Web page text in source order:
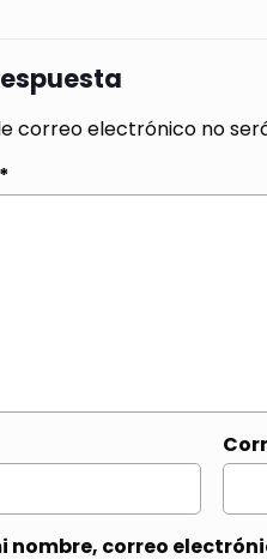
correo electrónico no
*
nombre, correo